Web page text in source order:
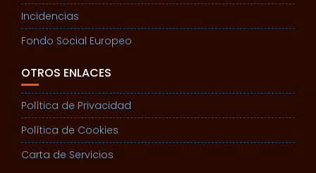
Incidencias
Fondo Social Europeo
OTROS ENLACES
Política de Privacidad
Política de Cookies
Carta de Servicios